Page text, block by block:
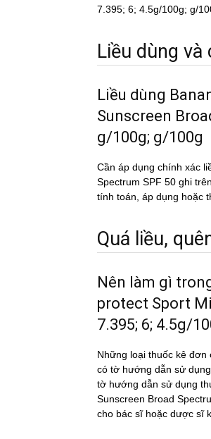
7.395; 6; 4.5g/100g; g/
Liều dùng và
Liều dùng
Sunscreen
g/100g; g/100g
Cần áp dụng chính xác
Spectrum SPF 50 ghi
tính toán, áp dụng hoặc
Quá liều,
Nên làm gì
protect Sport
7.395; 6; 4.5g/
Những loại thuốc kê
có tờ hướng dẫn sử
tờ hướng dẫn sử dụng
Sunscreen Broad
cho bác sĩ hoặc dược sĩ